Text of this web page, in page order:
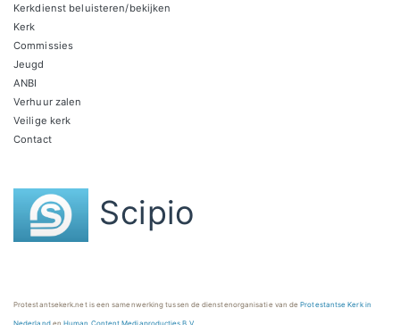
Kerkdienst beluisteren/bekijken
Kerk
Commissies
Jeugd
ANBI
Verhuur zalen
Veilige kerk
Contact
Scipio
Protestantsekerk.net is een samenwerking tussen de dienstenorganisatie van deProtestantse Kerk in
NederlandenHuman Content Mediaproducties B.V.